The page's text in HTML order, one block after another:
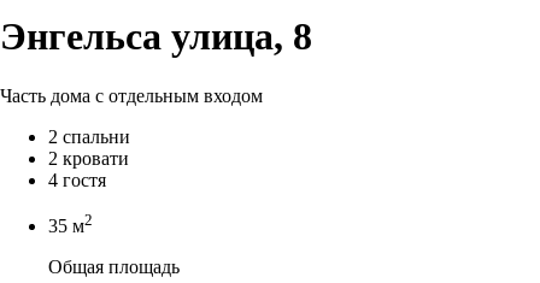
Энгельса улица, 8
Часть дома с отдельным входом
2 спальни
2 кровати
4 гостя
35 м2
Общая площадь